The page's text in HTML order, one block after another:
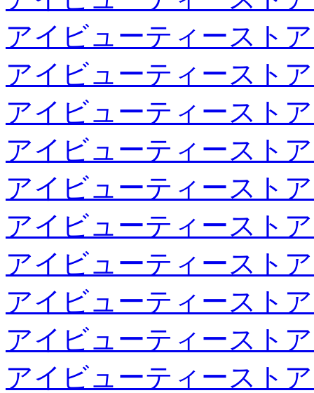
アイビューティースト
アイビューティースト
アイビューティースト
アイビューティースト
アイビューティースト
アイビューティースト
アイビューティースト
アイビューティースト
アイビューティースト
アイビューティースト